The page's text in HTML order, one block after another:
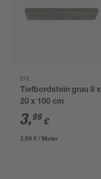
EHL
Tiefbordstein grau 8 x
20 x 100 cm
3,99 €
3,99 € / Meter